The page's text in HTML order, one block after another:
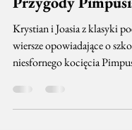
Joasia i Krystian z
się czyta?" i
Przygody
wiersze opowiadające o
niesfornego kocięcia